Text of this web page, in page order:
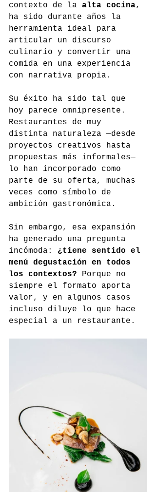
contexto de la alta cocina,
ha sido durante años la
herramienta ideal para
articular un discurso
culinario y convertir una
comida en una experiencia
con narrativa propia.
Su éxito ha sido tal que
hoy parece omnipresente.
Restaurantes de muy
distinta naturaleza —desde
proyectos creativos hasta
propuestas más informales—
lo han incorporado como
parte de su oferta, muchas
veces como símbolo de
ambición gastronómica.
Sin embargo, esa expansión
ha generado una pregunta
incómoda: ¿tiene sentido el
menú degustación en todos
los contextos? Porque no
siempre el formato aporta
valor, y en algunos casos
incluso diluye lo que hace
especial a un restaurante.